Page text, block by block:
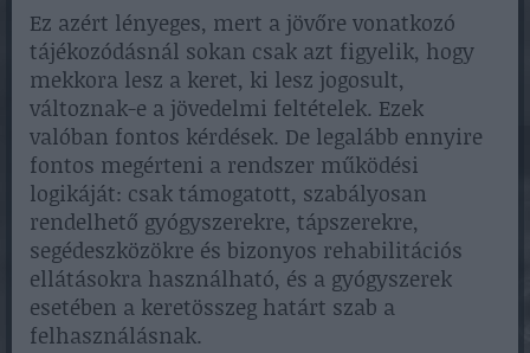
Ez azért lényeges, mert a jövőre vonatkozó
tájékozódásnál sokan csak azt figyelik, hogy
mekkora lesz a keret, ki lesz jogosult,
változnak-e a jövedelmi feltételek. Ezek
valóban fontos kérdések. De legalább ennyire
fontos megérteni a rendszer működési
logikáját: csak támogatott, szabályosan
rendelhető gyógyszerekre, tápszerekre,
segédeszközökre és bizonyos rehabilitációs
ellátásokra használható, és a gyógyszerek
esetében a keretösszeg határt szab a
felhasználásnak.